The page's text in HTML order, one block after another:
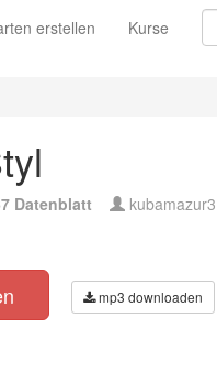
erstellen Kurse
Datenblatt kubamazur3
mp3 downloaden